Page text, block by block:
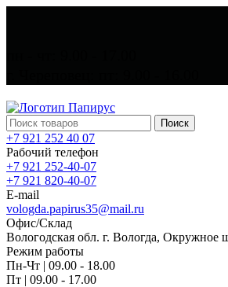
Поиск
+7 921 252 40 07
Рабочий телефон
+7 921 252-40-07
+7 921 820-40-07
E-mail
vologda.papirus35@mail.ru
Офис/Склад
Вологодская обл. г. Вологда, Окружное
Режим работы
Пн-Чт | 09.00 - 18.00
Пт | 09.00 - 17.00